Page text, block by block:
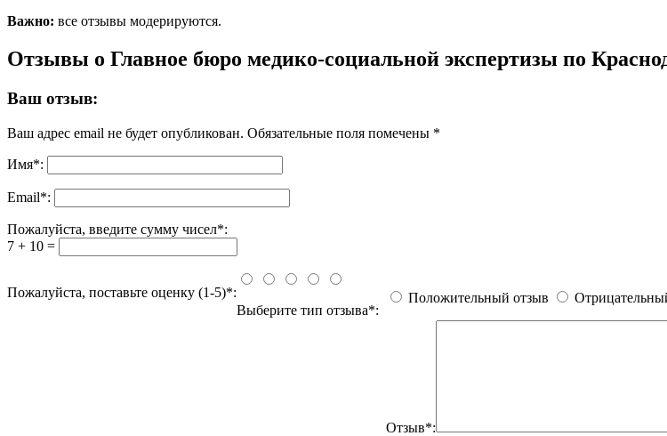
Важно: все отзывы модерируются.
Отзывы о Главное бюро медико-социальной экспертизы по
Ваш отзыв:
Ваш адрес email не будет опубликован. Обязательные поля помечены *
Имя*:
Email*:
Пожалуйста, введите сумму чисел*:
7 + 10 =
Пожалуйста, поставьте оценку (1-5)*:
Выберите тип отзыва*:
Положительный отзыв
Отзыв*: